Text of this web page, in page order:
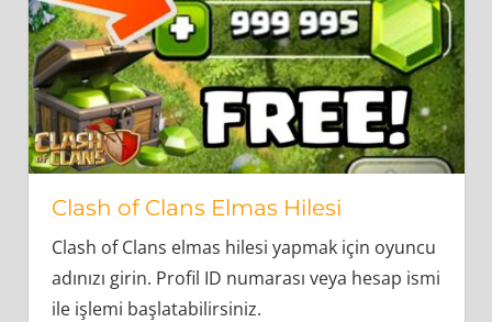
Clash of Clans Elmas Hilesi
Clash of Clans elmas hilesi yapmak için oyuncu
adınızı girin. Profil ID numarası veya hesap ismi
ile işlemi başlatabilirsiniz.